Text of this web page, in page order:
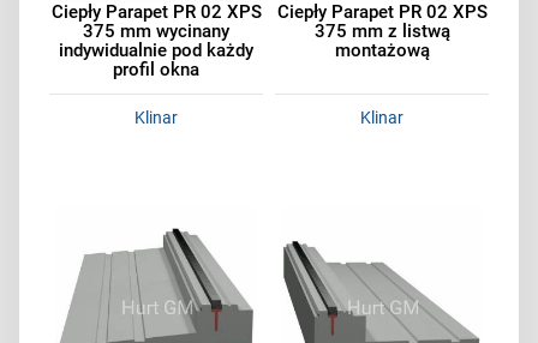
Ciepły Parapet PR 02 XPS
375 mm wycinany
indywidualnie pod każdy
profil okna
Klinar
Ciepły Parapet PR 02 XPS
375 mm z listwą
montażową
Klinar